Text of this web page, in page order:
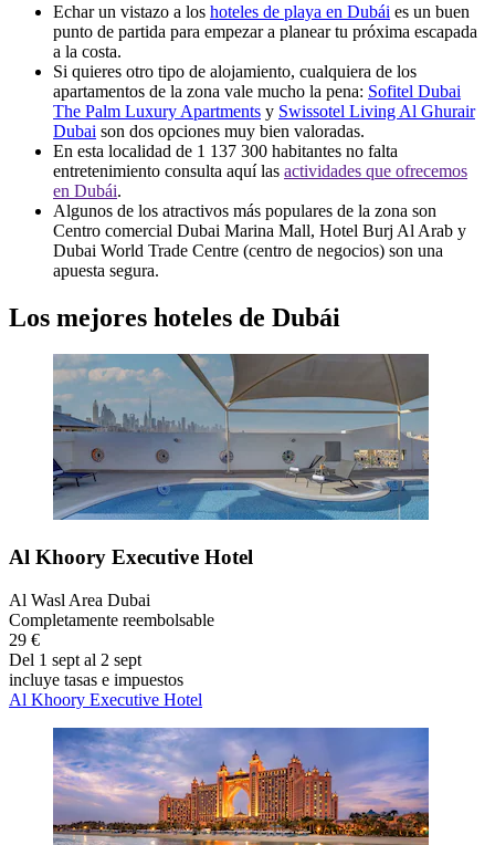
Echar un vistazo a los hoteles de playa en Dubái es un buen
punto de partida para empezar a planear tu próxima escapada
a la costa.
Si quieres otro tipo de alojamiento, cualquiera de los
apartamentos de la zona vale mucho la pena: Sofitel Dubai
The Palm Luxury Apartments y Swissotel Living Al Ghurair
Dubai son dos opciones muy bien valoradas.
En esta localidad de 1 137 300 habitantes no falta
entretenimiento consulta aquí las actividades que ofrecemos
en Dubái.
Algunos de los atractivos más populares de la zona son
Centro comercial Dubai Marina Mall, Hotel Burj Al Arab y
Dubai World Trade Centre (centro de negocios) son una
apuesta segura.
Los mejores hoteles de Dubái
Al Khoory Executive Hotel
Al Wasl Area Dubai
Completamente reembolsable
29 €
Del 1 sept al 2 sept
incluye tasas e impuestos
Al Khoory Executive Hotel